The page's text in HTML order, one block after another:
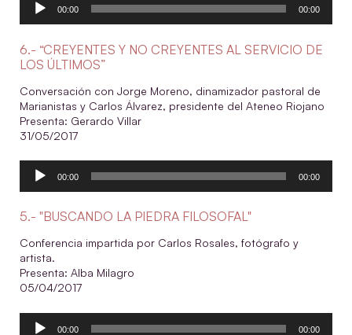
00:00 00:00
6.- “CREYENTES Y NO CREYENTES AL SERVICIO DE
LOS ÚLTIMOS”
Conversación con Jorge Moreno, dinamizador pastoral de
Marianistas y Carlos Álvarez, presidente del Ateneo Riojano
Presenta: Gerardo Villar
31/05/2017
Reproductor
00:00 00:00
5.- "BUSCANDO LA PIEDRA FILOSOFAL"
Conferencia impartida por Carlos Rosales, fotógrafo y
artista.
Presenta: Alba Milagro
05/04/2017
Reproductor
00:00 00:00